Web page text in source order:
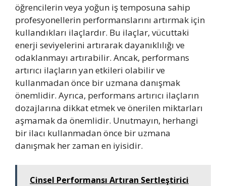
öğrencilerin veya yoğun iş temposuna sahip
profesyonellerin performanslarını artırmak için
kullandıkları ilaçlardır. Bu ilaçlar, vücuttaki
enerji seviyelerini artırarak dayanıklılığı ve
odaklanmayı artırabilir. Ancak, performans
artırıcı ilaçların yan etkileri olabilir ve
kullanmadan önce bir uzmana danışmak
önemlidir. Ayrıca, performans artırıcı ilaçların
dozajlarına dikkat etmek ve önerilen miktarları
aşmamak da önemlidir. Unutmayın, herhangi
bir ilacı kullanmadan önce bir uzmana
danışmak her zaman en iyisidir.
Cinsel Performansı Artıran Sertleştirici